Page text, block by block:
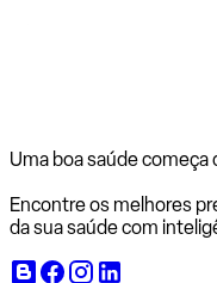
Uma boa saúde começa
Encontre os melhores
da sua saúde com